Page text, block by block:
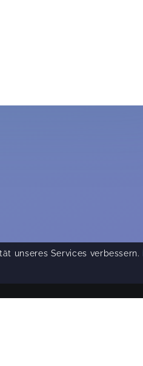
unseres Services verbessern.